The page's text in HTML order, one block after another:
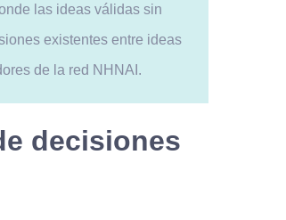
las ideas válidas sin
existentes entre ideas
de la red NHNAI.
decisiones